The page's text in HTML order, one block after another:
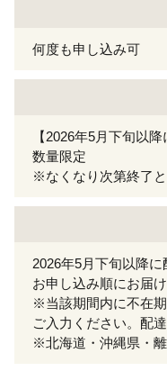
何度も申し込み可
【2026年5月下旬以降
数量限定
※なくなり次第終了と
2026年5月下旬以降に
お申し込み順にお届け
※当該期間内に不在
ご入力ください。配
※北海道・沖縄県・